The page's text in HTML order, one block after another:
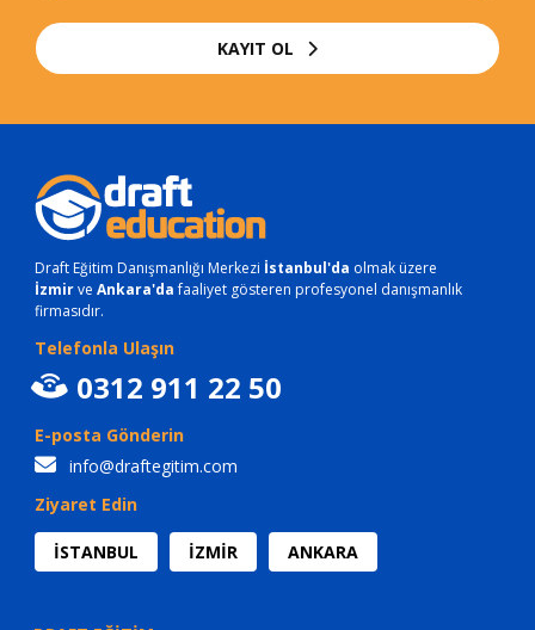
KAYIT OL
Draft Eğitim Danışmanlığı Merkezi İstanbul'da olmak üzere
İzmirve Ankara'dafaaliyet gösteren profesyonel danışmanlık
firmasıdır.
Telefonla Ulaşın
0312 911 22 50
E-posta Gönderin
info@draftegitim.com
Ziyaret Edin
İSTANBUL İZMİR ANKARA